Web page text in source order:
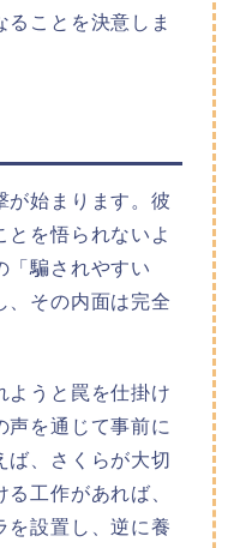
ることを決意しま
が始まります。彼
とを悟られないよ
「騙されやすい
、その内面は完全
ようと罠を仕掛け
声を通じて事前に
ば、さくらが大切
工作があれば、
を設置し、逆に養